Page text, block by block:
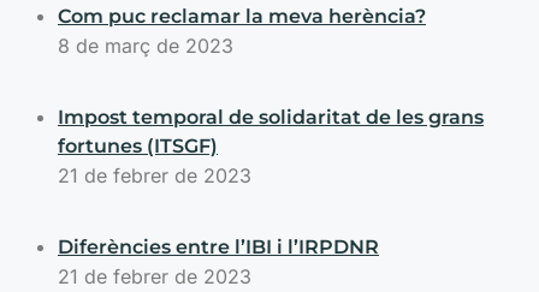
Com puc reclamar la meva herència?
8 de març de 2023
Impost temporal de solidaritat de les grans
fortunes (ITSGF)
21 de febrer de 2023
Diferències entre l’IBI i l’IRPDNR
21 de febrer de 2023